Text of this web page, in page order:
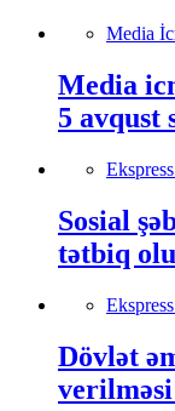
Media
Media
5 avqust
Sosial
tətbiq
Dövlət